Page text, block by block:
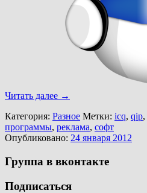
Читать далее →
Категория: Разное Метки: icq, qip,
программы, реклама, софт
Опубликовано: 24 января 2012
Группа в вконтакте
Подписаться